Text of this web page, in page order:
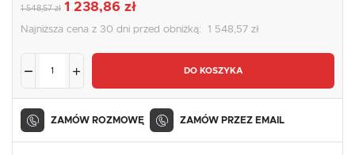
1 548,57 zł 1 238,86 zł
Najniższa cena z 30 dni przed obniżką: 1 548,57 zł
DO KOSZYKA
ZAMÓW ROZMOWĘ ZAMÓW PRZEZ EMAIL